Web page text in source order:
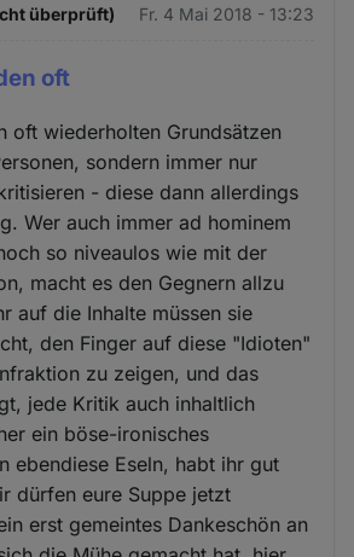
überprüft) Fr. 4 Mai 2018 - 13:23
oft
oft wiederholten Grundsätzen
sondern immer nur
- diese dann allerdings
Wer auch immer ad hominem
so niveaulos wie mit der
macht es den Gegnern allzu
auf die Inhalte müssen sie
den Finger auf diese "Idioten"
zu zeigen, und das
jede Kritik auch inhaltlich
ein böse-ironisches
ebendiese Eseln, habt ihr gut
dürfen eure Suppe jetzt
erst gemeintes Dankeschön an